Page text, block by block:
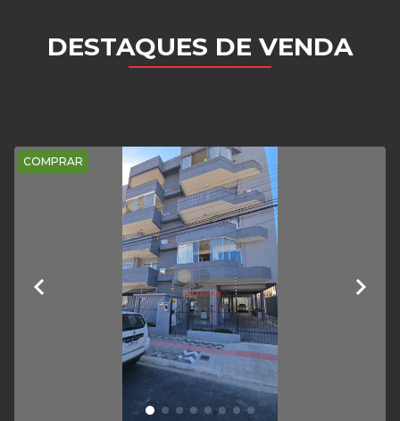
DESTAQUES DE VENDA
COMPRAR
keyboard_arrow_left keyboard_arrow_right